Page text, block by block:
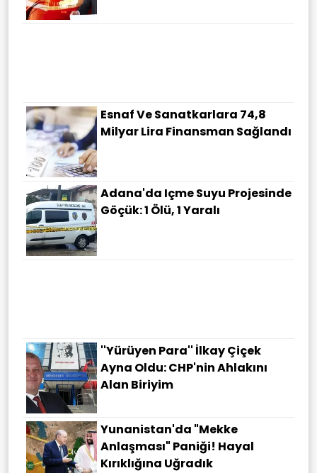
Esnaf Ve Sanatkarlara 74,8
Milyar Lira Finansman Sağlandı
Adana'da Içme Suyu Projesinde
Göçük: 1 Ölü, 1 Yaralı
''Yürüyen Para'' İlkay Çiçek
Ayna Oldu: CHP'nin Ahlakını
Alan Biriyim
Yunanistan'da "Mekke
Anlaşması" Paniği! Hayal
Kırıklığına Uğradık